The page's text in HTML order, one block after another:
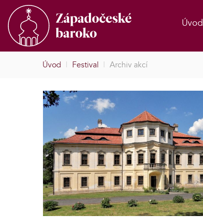
Úvod
Úvod | Festival | Archiv akcí